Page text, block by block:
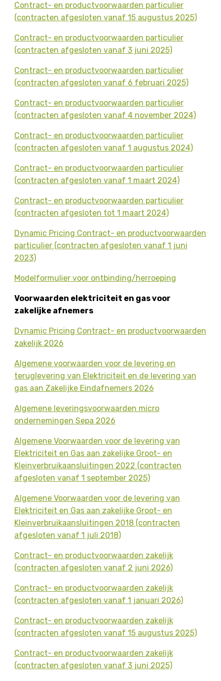
Contract- en productvoorwaarden particulier
(contracten afgesloten vanaf 15 augustus 2025)
Contract- en productvoorwaarden particulier
(contracten afgesloten vanaf 3 juni 2025)
Contract- en productvoorwaarden particulier
(contracten afgesloten vanaf 6 februari 2025)
Contract- en productvoorwaarden particulier
(contracten afgesloten vanaf 4 november 2024)
Contract- en productvoorwaarden particulier
(contracten afgesloten vanaf 1 augustus 2024)
Contract- en productvoorwaarden particulier
(contracten afgesloten vanaf 1 maart 2024)
Contract- en productvoorwaarden particulier
(contracten afgesloten tot 1 maart 2024)
Dynamic Pricing Contract- en productvoorwaarden
particulier (contracten afgesloten vanaf 1 juni
2023)
Modelformulier voor ontbinding/herroeping
Voorwaarden elektriciteit en gas voor
zakelijke afnemers
Dynamic Pricing Contract- en productvoorwaarden
zakelijk 2026
Algemene voorwaarden voor de levering en
teruglevering van Elektriciteit en de levering van
gas aan Zakelijke Eindafnemers 2026
Algemene leveringsvoorwaarden micro
ondernemingen Sepa 2026
Algemene Voorwaarden voor de levering van
Elektriciteit en Gas aan zakelijke Groot- en
Kleinverbruikaansluitingen 2022 (contracten
afgesloten vanaf 1 september 2025)
Algemene Voorwaarden voor de levering van
Elektriciteit en Gas aan zakelijke Groot- en
Kleinverbruikaansluitingen 2018 (contracten
afgesloten vanaf 1 juli 2018)
Contract- en productvoorwaarden zakelijk
(contracten afgesloten vanaf 2 juni 2026)
Contract- en productvoorwaarden zakelijk
(contracten afgesloten vanaf 1 januari 2026)
Contract- en productvoorwaarden zakelijk
(contracten afgesloten vanaf 15 augustus 2025)
Contract- en productvoorwaarden zakelijk
(contracten afgesloten vanaf 3 juni 2025)